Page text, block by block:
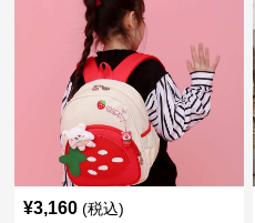
¥3,160 (税込)